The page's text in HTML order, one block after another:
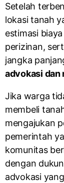
Setelah
lokasi tanah
estimasi
perizinan,
jangka
advokasi dan
Jika warga
membeli
mengajukan
pemerintah
komunitas
dengan
advokasi